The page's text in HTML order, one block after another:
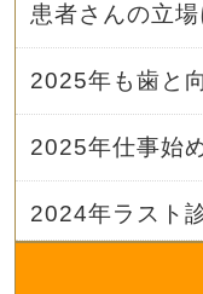
患者さんの立
2025年も歯と
2025年仕事始
2024年ラスト